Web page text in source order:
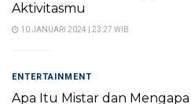
Aktivitasmu
10 JANUARI 2024 | 23:27 WIB
ENTERTAINMENT
Apa Itu Mistar dan